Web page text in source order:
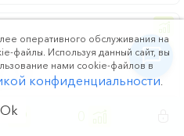
0 0
оперативного обслуживания на
файлы. Используя данный сайт, вы
нами cookie-файлов в
конфиденциальности.
Ok